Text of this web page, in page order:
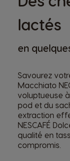
lactés
en
Savourez
Macchiato
voluptueuse
pod et du
extraction
NESCAFÉ
qualité en
compromis.